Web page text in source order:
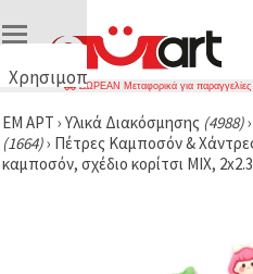
Χρησιμοποιούμε
🍪
Χρησιμοποιούμε
cookies και
ΔΩΡΕΑΝ Μεταφορικά για
ΕΜ ΑΡΤ › Υλικά Διακόσμησης (4988)›
(1664)› Πέτρες Καμποσόν &
καμποσόν, σχέδιο κορίτσι MIX,